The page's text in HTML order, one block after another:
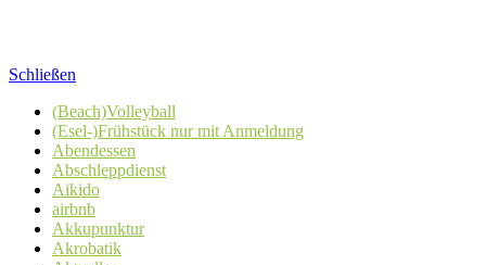
Schließen
(Beach)Volleyball
(Esel-)Frühstück nur mit Anmeldung
Abendessen
Abschleppdienst
Aikido
airbnb
Akkupunktur
Akrobatik